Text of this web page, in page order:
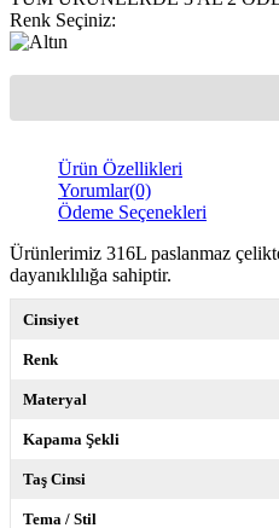
Renk Seçiniz:
Ürün Özellikleri
Yorumlar(0)
Ödeme Seçenekleri
Ürünlerimiz 316L paslanmaz
dayanıklılığa sahiptir.
Cinsiyet
Renk
Materyal
Kapama Şekli
Taş Cinsi
Tema / Stil